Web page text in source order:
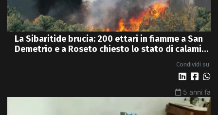
La Sibaritide brucia: 200 ettari in fiamme a San
Demetrio e a Roseto chiesto lo stato di calamità
Condividi su:
5 anni fa